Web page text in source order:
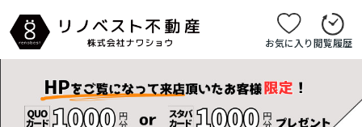
お気に入り閲覧履歴